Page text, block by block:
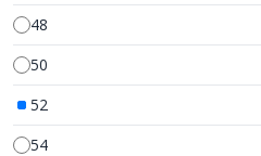
48
50
52
54